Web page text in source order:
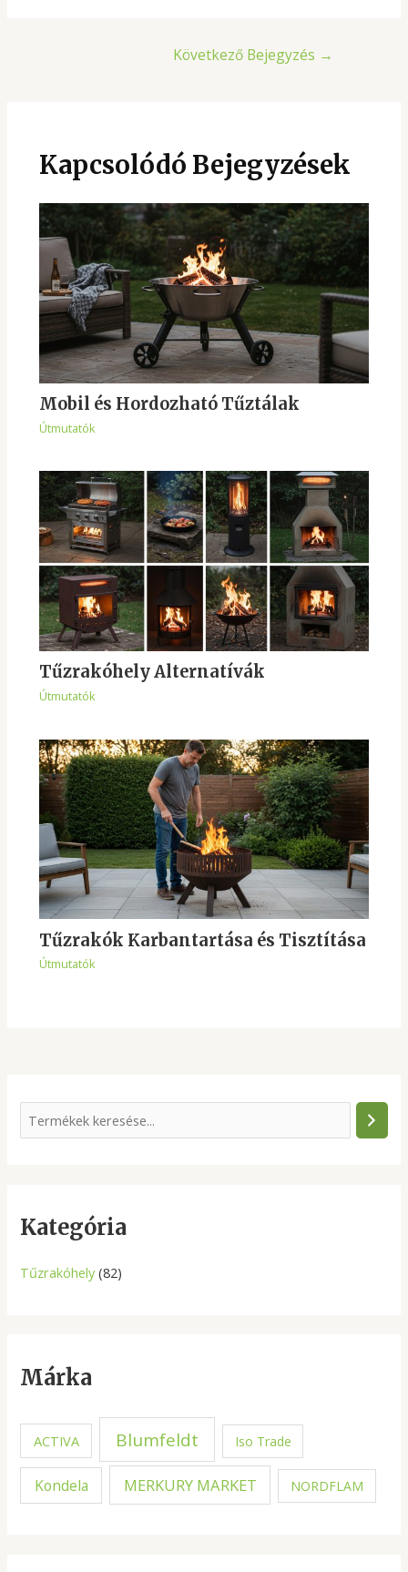
e
c
Kategória
Tűzrakóhely (82)
Márka
ACTIVA Blumfeldt Iso Trade
Kondela MERKURY MARKET NORDFLAM
Következő Bejegyzés →
Kapcsolódó Bejegyzések
Mobil és Hordozható Tűztálak
Útmutatók
Tűzrakóhely Alternatívák
Útmutatók
Tűzrakók Karbantartása és Tisztítása
Útmutatók